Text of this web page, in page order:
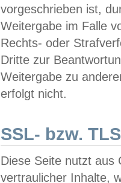
vorgeschrieben ist,
Weitergabe im Falle
Rechts- oder
Dritte zur
Weitergabe zu
erfolgt nicht.
SSL- bzw.
Diese Seite nutzt aus
vertraulicher Inhalte,